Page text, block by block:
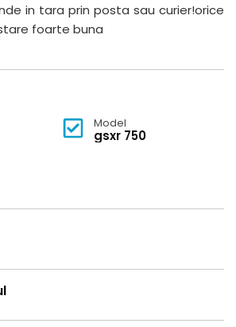
in tara prin posta sau curier!orice
foarte buna
Model
gsxr 750